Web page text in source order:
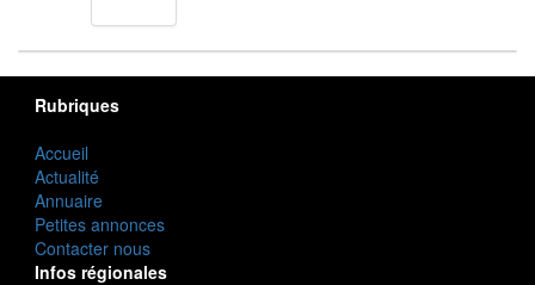
Rubriques
Accueil
Actualité
Annuaire
Petites annonces
Contacter nous
Infos régionales